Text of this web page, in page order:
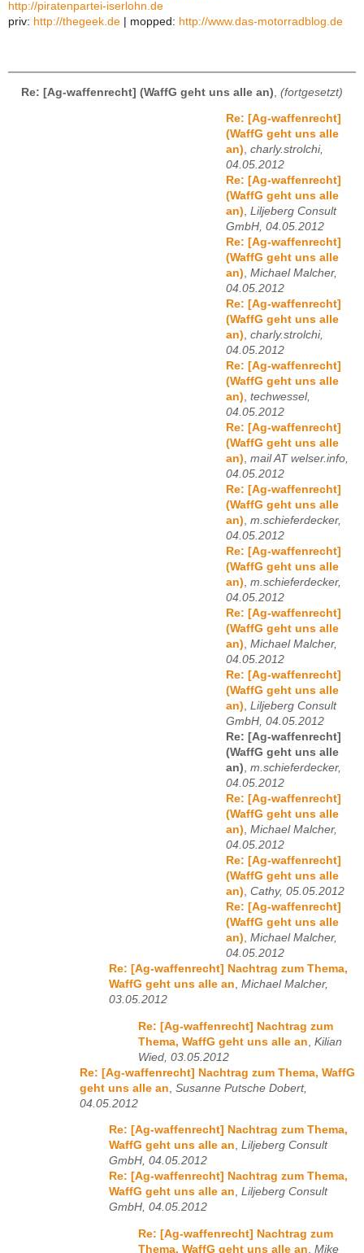
http://piratenpartei-iserlohn.de
priv: http://thegeek.de | mopped: http://www.das-motorradblog.de
Re: [Ag-waffenrecht] (WaffG geht uns alle an) (fortgesetzt)
Re: [Ag-waffenrecht]
(WaffG geht uns alle
an), charly.strolchi,
04.05.2012
Re: [Ag-waffenrecht]
(WaffG geht uns alle
an), Liljeberg Consult
GmbH, 04.05.2012
Re: [Ag-waffenrecht]
(WaffG geht uns alle
an), Michael Malcher,
04.05.2012
Re: [Ag-waffenrecht]
(WaffG geht uns alle
an), charly.strolchi,
04.05.2012
Re: [Ag-waffenrecht]
(WaffG geht uns alle
an), techwessel,
04.05.2012
Re: [Ag-waffenrecht]
(WaffG geht uns alle
an), mail AT welser.info,
04.05.2012
Re: [Ag-waffenrecht]
(WaffG geht uns alle
an), m.schieferdecker,
04.05.2012
Re: [Ag-waffenrecht]
(WaffG geht uns alle
an), m.schieferdecker,
04.05.2012
Re: [Ag-waffenrecht]
(WaffG geht uns alle
an), Michael Malcher,
04.05.2012
Re: [Ag-waffenrecht]
(WaffG geht uns alle
an), Liljeberg Consult
GmbH, 04.05.2012
Re: [Ag-waffenrecht]
(WaffG geht uns alle
an), m.schieferdecker,
04.05.2012
Re: [Ag-waffenrecht]
(WaffG geht uns alle
an), Michael Malcher,
04.05.2012
Re: [Ag-waffenrecht]
(WaffG geht uns alle
an), Cathy, 05.05.2012
Re: [Ag-waffenrecht]
(WaffG geht uns alle
an), Michael Malcher,
04.05.2012
Re: [Ag-waffenrecht] Nachtrag zum Thema,
WaffG geht uns alle an, Michael Malcher,
03.05.2012
Re: [Ag-waffenrecht] Nachtrag zum
Thema, WaffG geht uns alle an Kilian
Wied, 03.05.2012
Re: [Ag-waffenrecht] Nachtrag zum Thema, WaffG
geht uns alle an Susanne Putsche Dobert,
04.05.2012
Re: [Ag-waffenrecht] Nachtrag zum Thema,
WaffG geht uns alle an, Liljeberg Consult
GmbH, 04.05.2012
Re: [Ag-waffenrecht] Nachtrag zum Thema,
WaffG geht uns alle an, Liljeberg Consult
GmbH, 04.05.2012
Re: [Ag-waffenrecht] Nachtrag zum
Thema, WaffG geht uns alle an Mike